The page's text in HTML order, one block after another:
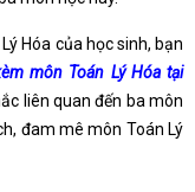
Hóa của học sinh, bạn
môn Toán Lý Hóa tại
liên quan đến ba môn
đam mê môn Toán Lý